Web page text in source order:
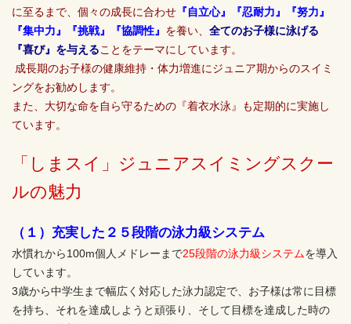
に至るまで、個々の成長に合わせ 『自立心』『忍耐力』『努力』
『集中力』『挑戦』『協調性』 を養い、 全てのお子様に泳げる
『喜び』を与えることをテーマにしています。
成長期のお子様の健康維持・体力増進にジュニア期からのスイミ
ングをお勧めします。
また、大切な命を自ら守るための『着衣水泳』も定期的に実施し
ています。
「しまスイ」ジュニアスイミングスクー
ルの魅力
（１）充実した２５段階の泳力級システム
水慣れから100m個人メドレーまで25段階の泳力級システムを導入
しています。
3歳から中学生まで幅広く対応した泳力認定で、お子様は常に目標
を持ち、それを達成しようと頑張り、そして目標を達成した時の